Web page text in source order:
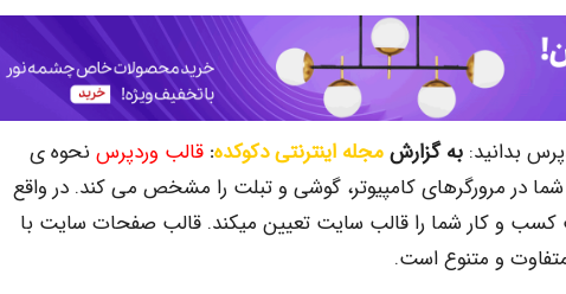
بدانید: به گزارشمجله اینترنتی دکوکده: قالب وردپرس نحوه ی
در مرورگرهای کامپیوتر، گوشی و تبلت را مشخص می کند. در واقع
و کار شما را قالب سایت تعیین میکند. قالب صفحات سایت با
و متنوع است.